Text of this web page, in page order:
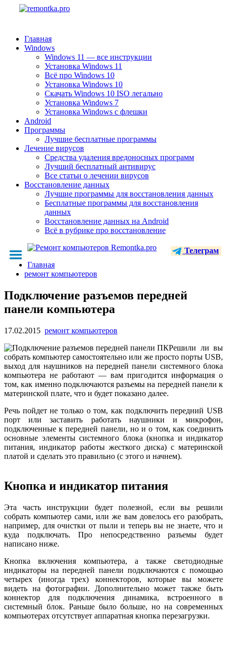
Главная
Windows
Windows 11 — все инструкции
Установка Windows 11
Всё про Windows 10
Установка Windows 10
Скачать Windows 10 ISO легально
Установка Windows 7
Установка Windows с флешки
Android
Программы
Лучшие бесплатные программы
Лечение вирусов
Средства удаления вредоносных программ
Лучший бесплатный антивирус
Все статьи о лечении вирусов
Восстановление данных
Лучшие программы для восстановления данных
Бесплатные программы для восстановления
данных
Восстановление данных на Android
Всё в рубрике про восстановление
Телеграм
Главная
ремонт компьютеров
Подключение разъемов передней
панели компьютера
17.02.2015 ремонт компьютеров
Решили ли вы
собрать компьютер самостоятельно или же просто порты USB,
выход для наушников на передней панели системного блока
компьютера не работают — вам пригодится информация о
том, как именно подключаются разъемы на передней панели к
материнской плате, что и будет показано далее.
Речь пойдет не только о том, как подключить передний USB
порт или заставить работать наушники и микрофон,
подключенные к передней панели, но и о том, как соединить
основные элементы системного блока (кнопка и индикатор
питания, индикатор работы жесткого диска) с материнской
платой и сделать это правильно (с этого и начнем).
Кнопка и индикатор питания
Эта часть инструкции будет полезной, если вы решили
собрать компьютер сами, или же вам довелось его разобрать,
например, для очистки от пыли и теперь вы не знаете, что и
куда подключать. Про непосредственно разъемы будет
написано ниже.
Кнопка включения компьютера, а также светодиодные
индикаторы на передней панели подключаются с помощью
четырех (иногда трех) коннекторов, которые вы можете
видеть на фотографии. Дополнительно может также быть
коннектор для подключения динамика, встроенного в
системный блок. Раньше было больше, но на современных
компьютерах отсутствует аппаратная кнопка перезагрузки.